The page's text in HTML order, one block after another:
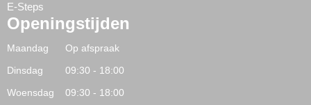
E-Steps
Openingstijden
Maandag Op afspraak
Dinsdag 09:30 - 18:00
Woensdag 09:30 - 18:00